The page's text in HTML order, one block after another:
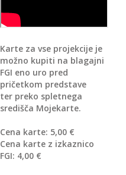
Karte za vse projekcije je
možno kupiti na blagajni
FGI eno uro pred
pričetkom predstave
ter preko spletnega
središča Mojekarte.
Cena karte: 5,00 €
Cena karte z izkaznico
FGI: 4,00 €